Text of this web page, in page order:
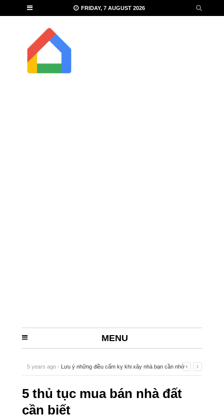
FRIDAY, 7 AUGUST 2026
MENU
5 years ago - Lưu ý những điều cấm kỵ khi xây nhà bạn cần nhớ-
5 thủ tục mua bán nhà đất
cần biết